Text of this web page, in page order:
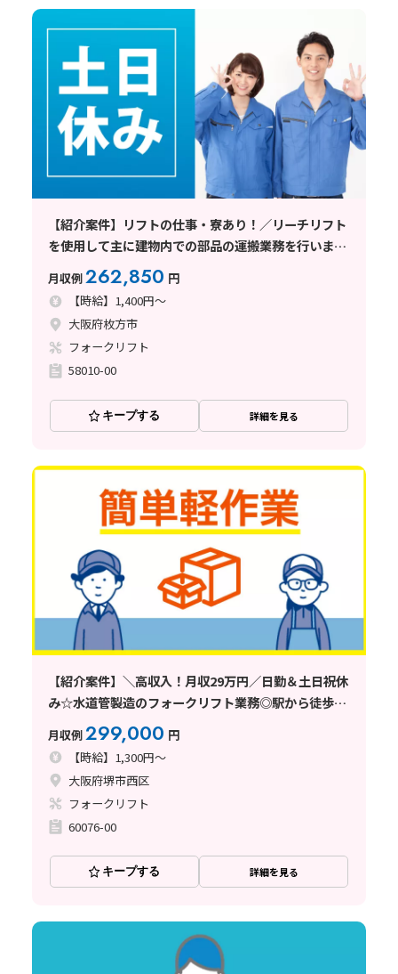
【紹介案件】リフトの仕事・寮あり！／リーチリフト
を使用して主に建物内での部品の運搬業務を行いま
月収例262,850 円
【時給】1,400円～
大阪府枚方市
フォークリフト
58010-00
キープする 詳細を見る
【紹介案件】＼高収入！月収29万円／日勤＆土日祝休
み☆水道管製造のフォークリフト業務◎駅から徒歩13
月収例299,000 円
【時給】1,300円～
大阪府堺市西区
フォークリフト
60076-00
キープする 詳細を見る